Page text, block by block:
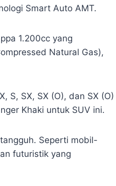
Smart Auto AMT.
1.200cc yang
Natural Gas),
S, SX, SX (O), dan SX (O)
Khaki untuk SUV ini.
Seperti mobil-
futuristik yang